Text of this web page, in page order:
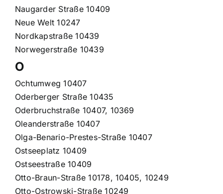
Naugarder Straße 10409
Neue Welt 10247
Nordkapstraße 10439
Norwegerstraße 10439
O
Ochtumweg 10407
Oderberger Straße 10435
Oderbruchstraße 10407, 10369
Oleanderstraße 10407
Olga-Benario-Prestes-Straße 10407
Ostseeplatz 10409
Ostseestraße 10409
Otto-Braun-Straße 10178, 10405, 10249
Otto-Ostrowski-Straße 10249